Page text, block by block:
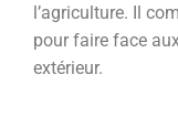
l’agriculture. Il
pour faire face
extérieur.